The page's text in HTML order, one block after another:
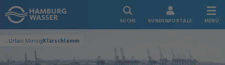
Link zur Startseite
SUCHE KUNDENPORTALE MENÜ
Umwelt
...Urban MiningKlärschlamm